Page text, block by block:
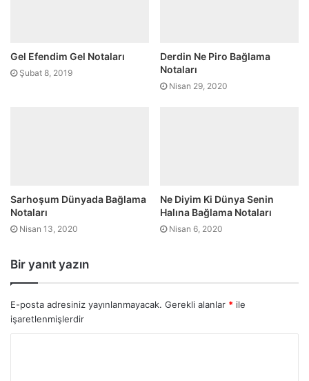
Gel Efendim Gel Notaları
Şubat 8, 2019
Derdin Ne Piro Bağlama
Notaları
Nisan 29, 2020
Sarhoşum Dünyada Bağlama
Notaları
Nisan 13, 2020
Ne Diyim Ki Dünya Senin
Halına Bağlama Notaları
Nisan 6, 2020
Bir yanıt yazın
E-posta adresiniz yayınlanmayacak. Gerekli alanlar * ile
işaretlenmişlerdir